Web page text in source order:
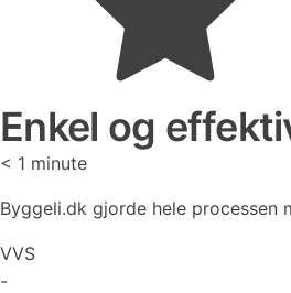
Enkel og
< 1 minute
Byggeli.dk gjorde hele
VVS
-